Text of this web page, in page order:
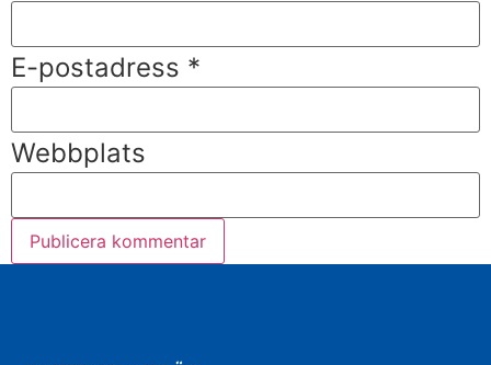
E-postadress *
Webbplats